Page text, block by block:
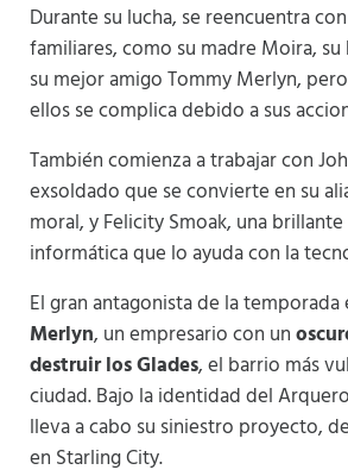
Durante su lucha, se reencuentra
familiares, como su madre Moira, su
su mejor amigo Tommy Merlyn,
ellos se complica debido a sus
También comienza a trabajar con
exsoldado que se convierte en su
moral, y Felicity Smoak, una
informática que lo ayuda con la
El gran antagonista de la temporada
Merlyn, un empresario con un
destruir los Glades, el barrio más
ciudad. Bajo la identidad del
lleva a cabo su siniestro proyecto,
en Starling City.